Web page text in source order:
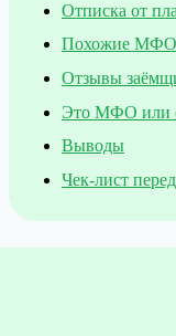
Отписка от
Похожие МФО
Отзывы
Это МФО или
Выводы
Чек-лист